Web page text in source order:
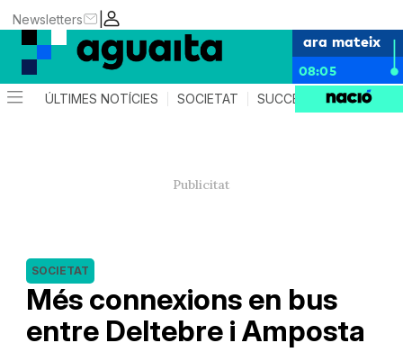
|
Newsletters
ara mateix
08:05
ÚLTIMES NOTÍCIES SOCIETAT SUCCESSOS AGENDA
Més connexions en bus
entre Deltebre i Amposta
SOCIETAT